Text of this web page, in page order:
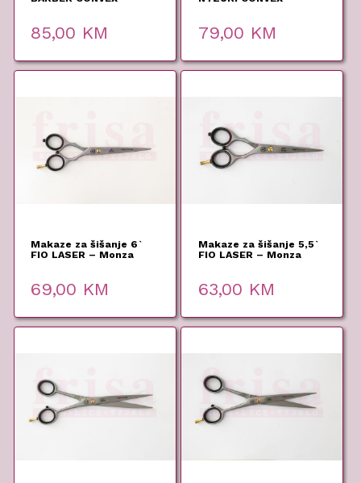
85,00 KM 79,00 KM
Makaze za šišanje 6`
FIO LASER – Monza
69,00 KM
Makaze za šišanje 5,5`
FIO LASER – Monza
63,00 KM